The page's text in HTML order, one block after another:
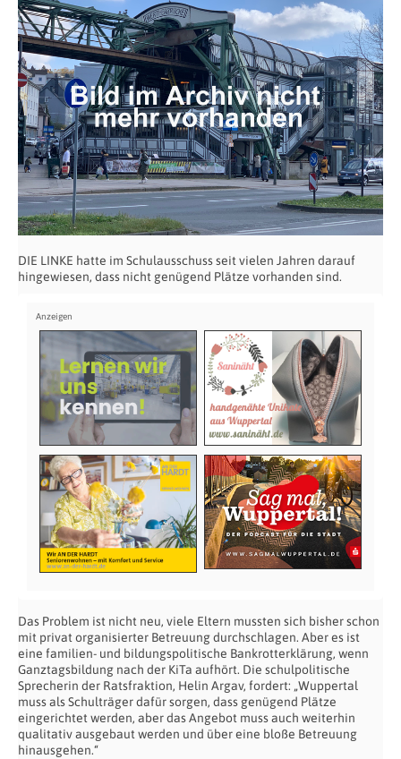
DIE LINKE hatte im Schulausschuss seit vielen Jahren darauf
hingewiesen, dass nicht genügend Plätze vorhanden sind.
Das Problem ist nicht neu, viele Eltern mussten sich bisher schon
mit privat organisierter Betreuung durchschlagen. Aber es ist
eine familien- und bildungspolitische Bankrotterklärung, wenn
Ganztagsbildung nach der KiTa aufhört. Die schulpolitische
Sprecherin der Ratsfraktion, Helin Argav, fordert: „Wuppertal
muss als Schulträger dafür sorgen, dass genügend Plätze
eingerichtet werden, aber das Angebot muss auch weiterhin
qualitativ ausgebaut werden und über eine bloße Betreuung
hinausgehen.“